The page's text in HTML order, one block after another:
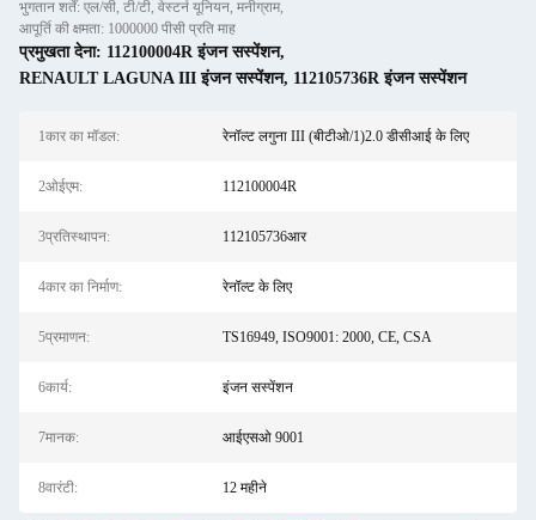
भुगतान शर्तें: एल/सी, टी/टी, वेस्टर्न यूनियन, मनीग्राम,
आपूर्ति की क्षमता: 1000000 पीसी प्रति माह
प्रमुखता देना: 112100004R इंजन सस्पेंशन,
RENAULT LAGUNA III इंजन सस्पेंशन, 112105736R इंजन सस्पेंशन
1कार का मॉडल: रेनॉल्ट लगुना III (बीटीओ/1)2.0 डीसीआई के लिए
2ओईएम: 112100004R
3प्रतिस्थापन: 112105736आर
4कार का निर्माण: रेनॉल्ट के लिए
5प्रमाणन: TS16949, ISO9001: 2000, CE, CSA
6कार्य: इंजन सस्पेंशन
7मानक: आईएसओ 9001
8वारंटी: 12 महीने